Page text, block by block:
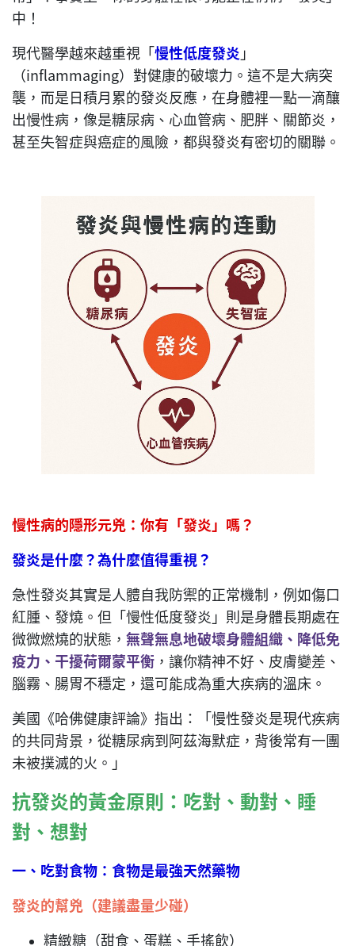
中！
現代醫學越來越重視「慢性低度發炎 」
（inflammaging）對健康的破壞力。這不是大病突
襲，而是日積月累的發炎反應，在身體裡一點一滴釀
出慢性病，像是糖尿病、心血管病、肥胖、關節炎，
甚至失智症與癌症的風險，都與發炎有密切的關聯。
慢性病的隱形元兇：你有 「發炎」嗎？
發炎是什麼？為什麼值得重視？
急性發炎其實是人體自我防禦的正常機制，例如傷口
紅腫、發燒。但「慢性低度發炎」則是身體長期處在
微微燃燒的狀態， 無聲無息地破壞身體組織、降低免
疫力、干擾荷爾蒙平衡 ，讓你精神不好、皮膚變差、
腦霧、腸胃不穩定，還可能成為重大疾病的溫床。
美國《哈佛健康評論》指出：「慢性發炎是現代疾病
的共同背景，從糖尿病到阿茲海默症，背後常有一團
未被撲滅的火。」
抗發炎的黃金原則：吃對、動對、睡
對、想對
一、吃對食物：食物是最強天然藥物
發炎的幫兇（建議盡量少碰）
精緻糖（甜食、蛋糕、手搖飲）